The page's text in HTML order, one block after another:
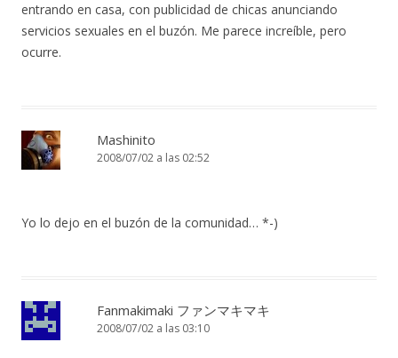
entrando en casa, con publicidad de chicas anunciando
servicios sexuales en el buzón. Me parece increíble, pero
ocurre.
Mashinito
2008/07/02 a las 02:52
Yo lo dejo en el buzón de la comunidad… *-)
Fanmakimaki ファンマキマキ
2008/07/02 a las 03:10